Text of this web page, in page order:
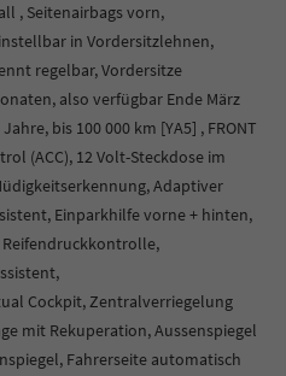
, Seitenairbags vorn,
in Vordersitzlehnen,
regelbar, Vordersitze
also verfügbar Ende März
bis 100 000 km [YA5] , FRONT
(ACC), 12 Volt-Steckdose im
Adaptiver
Einparkhilfe vorne + hinten,
Reifendruckkontrolle,
Cockpit, Zentralverriegelung
mit Rekuperation, Aussenspiegel
Fahrerseite automatisch